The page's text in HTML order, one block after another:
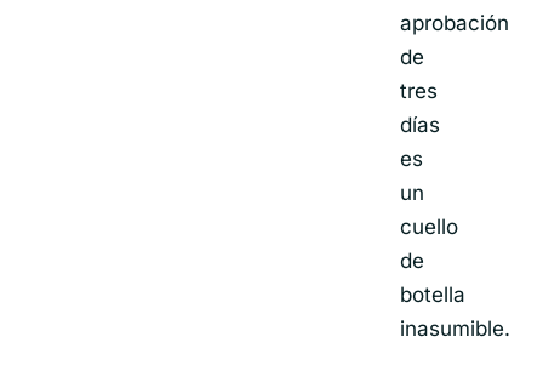
aprobación
de
tres
días
es
un
cuello
de
botella
inasumible.